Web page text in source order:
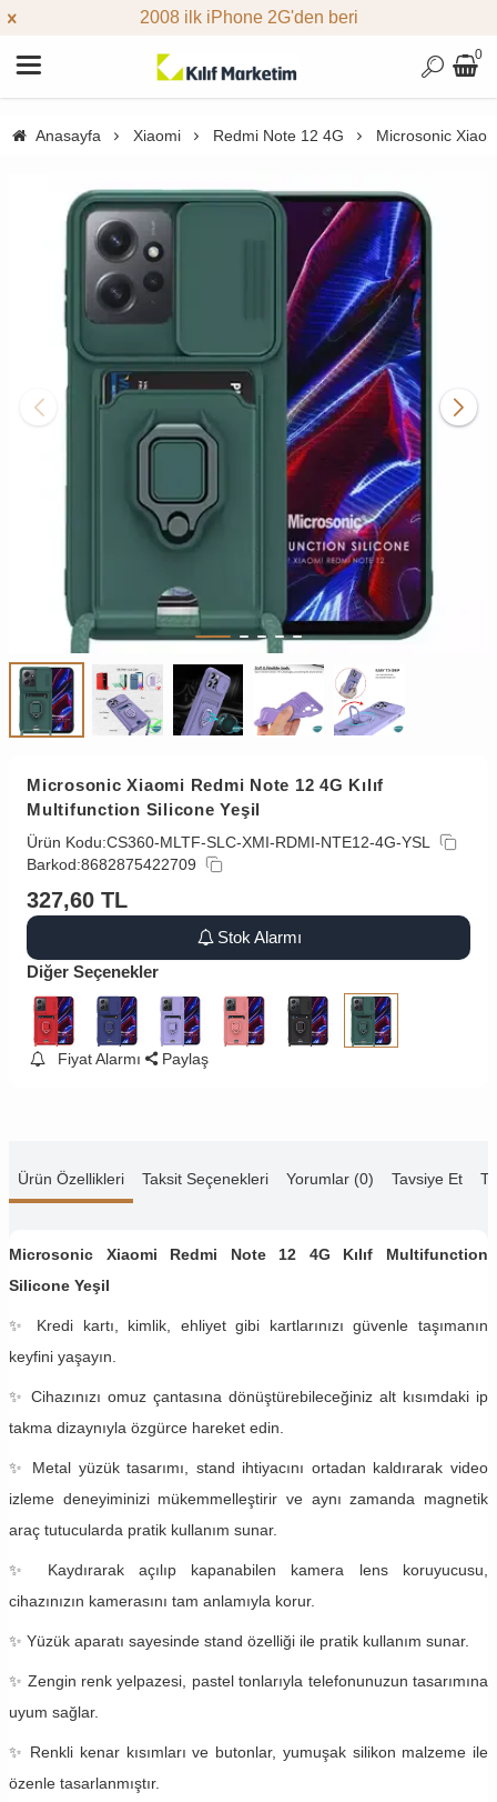
2008 ilk iPhone 2G'den beri
0
Anasayfa Xiaomi Redmi Note 12 4G Microsonic
Microsonic Xiaomi Redmi Note 12 4G Kılıf
Multifunction Silicone Yeşil
Ürün Kodu:CS360-MLTF-SLC-XMI-RDMI-NTE12-4G-YSL
Barkod:8682875422709
327,60 TL
Stok Alarmı
Diğer Seçenekler
Fiyat Alarmı Paylaş
Ürün Özellikleri Taksit Seçenekleri Yorumlar (0) Tavsiye Et
Microsonic Xiaomi Redmi Note 12 4G Kılıf Multifunction
Silicone Yeşil
✨ Kredi kartı, kimlik, ehliyet gibi kartlarınızı güvenle taşımanın
keyfini yaşayın.
✨ Cihazınızı omuz çantasına dönüştürebileceğiniz alt kısımdaki ip
takma dizaynıyla özgürce hareket edin.
✨ Metal yüzük tasarımı, stand ihtiyacını ortadan kaldırarak video
izleme deneyiminizi mükemmelleştirir ve aynı zamanda magnetik
araç tutucularda pratik kullanım sunar.
✨ Kaydırarak açılıp kapanabilen kamera lens koruyucusu,
cihazınızın kamerasını tam anlamıyla korur.
✨ Yüzük aparatı sayesinde stand özelliği ile pratik kullanım sunar.
✨ Zengin renk yelpazesi, pastel tonlarıyla telefonunuzun tasarımına
uyum sağlar.
✨ Renkli kenar kısımları ve butonlar, yumuşak silikon malzeme ile
özenle tasarlanmıştır.